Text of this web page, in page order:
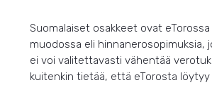
Suomalaiset osakkeet ovat eTorossa
muodossa eli hinnanerosopimuksia,
ei voi valitettavasti vähentää
kuitenkin tietää, että eTorosta löytyy